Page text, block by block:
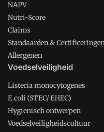
NAPV
Nutri-Score
Claims
Standaarden &
Allergenen
Voedselveiligheid
Listeria monocytogenes
E.coli (STEC/ EHEC)
Hygienisch ontwerpen
Voedselveiligheidscultuur